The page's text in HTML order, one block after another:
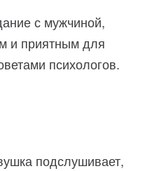
с мужчиной,
и приятным для
психологов.
подслушивает,